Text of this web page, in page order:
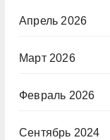
Апрель 2026
Март 2026
Февраль 2026
Сентябрь 2024